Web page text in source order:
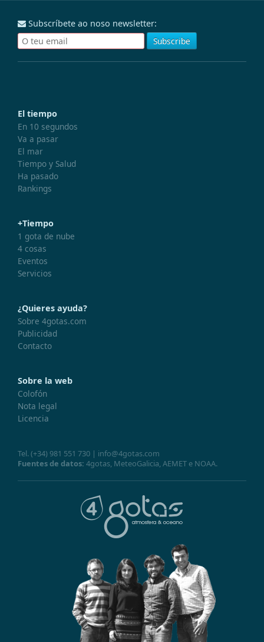
Subscríbete ao noso newsletter:
El tiempo
En 10 segundos
Va a pasar
El mar
Tiempo y Salud
Ha pasado
Rankings
+Tiempo
1 gota de nube
4 cosas
Eventos
Servicios
¿Quieres ayuda?
Sobre 4gotas.com
Publicidad
Contacto
Sobre la web
Colofón
Nota legal
Licencia
Tel.(+34) 981 551 730 | info@4gotas.com
Fuentes de datos: 4gotas, MeteoGalicia,AEMET e NOAA.